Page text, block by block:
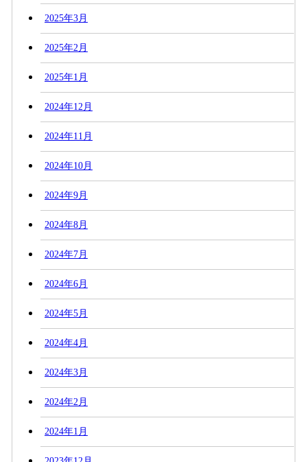
2025年3月
2025年2月
2025年1月
2024年12月
2024年11月
2024年10月
2024年9月
2024年8月
2024年7月
2024年6月
2024年5月
2024年4月
2024年3月
2024年2月
2024年1月